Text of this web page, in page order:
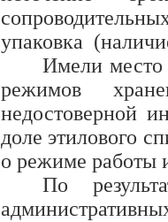
упаковка
Имели место
режимов
недостоверной
доле этилового
о режиме работы
По